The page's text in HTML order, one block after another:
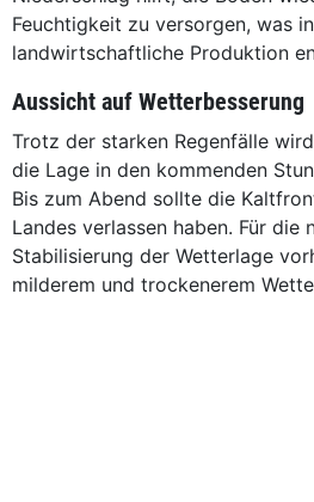
Feuchtigkeit zu versorgen, was
landwirtschaftliche Produktion
Aussicht auf Wetterbesserung
Trotz der starken Regenfälle
die Lage in den kommenden
Bis zum Abend sollte die
Landes verlassen haben. Für die
Stabilisierung der Wetterlage
milderem und trockenerem